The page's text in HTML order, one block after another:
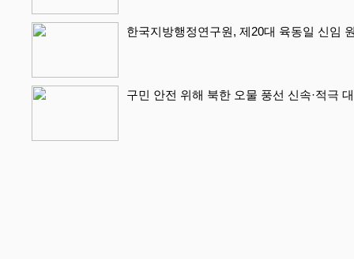
한국지방행정연구원, 제20대 육동일 신임
구민 안전 위해 북한 오물 풍선 신속·적극 대